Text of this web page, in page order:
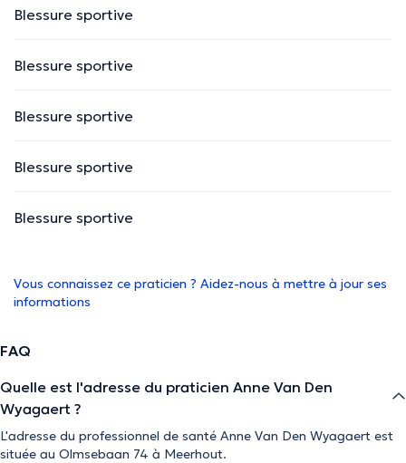
Blessure sportive
Blessure sportive
Blessure sportive
Blessure sportive
Blessure sportive
Vous connaissez ce praticien ? Aidez-nous à mettre à jour ses
informations
FAQ
Quelle est l'adresse du praticien Anne Van Den
Wyagaert ?
L'adresse du professionnel de santé Anne Van Den Wyagaert est
située au Olmsebaan 74 à Meerhout.